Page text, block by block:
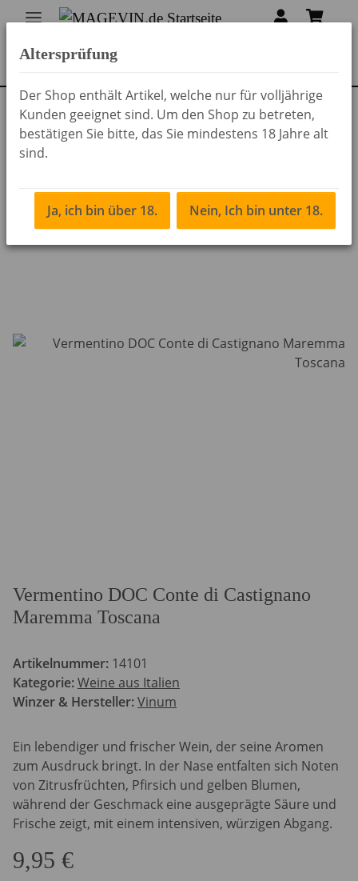
Zurück zur Liste Weine aus Italien
Vermentino DOC Conte di Castignano
Maremma Toscana
Artikelnummer: 14101
Kategorie:Weine aus Italien
Winzer & Hersteller:Vinum
Ein lebendiger und frischer Wein, der seine Aromen
zum Ausdruck bringt. In der Nase entfalten sich Noten
von Zitrusfrüchten, Pfirsich und gelben Blumen,
während der Geschmack eine ausgeprägte Säure und
Frische zeigt, mit einem intensiven, würzigen Abgang.
9,95 €
Altersprüfung
Der Shop enthält Artikel, welche nur für volljährige
Kunden geeignet sind. Um den Shop zu betreten,
bestätigen Sie bitte, das Sie mindestens 18 Jahre alt
sind.
Ja, ich bin über 18. Nein, Ich bin unter 18.